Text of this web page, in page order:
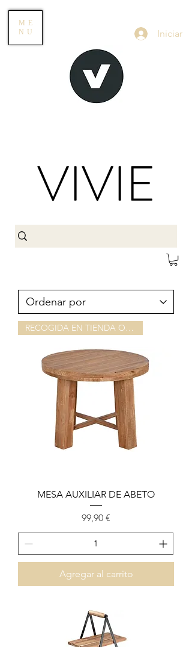
ME
NU
Iniciar
VIVIE
RECOGIDA EN TIENDA O ALMACEN
MESA AUXILIAR DE ABETO
Precio
99,90 €
Agregar al carrito